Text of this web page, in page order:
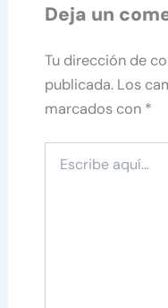
Deja un
Tu dirección de
publicada. Los
marcados con *
aquí...